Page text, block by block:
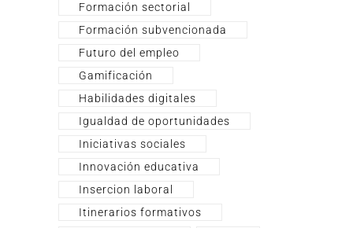
Formación sectorial
Formación subvencionada
Futuro del empleo
Gamificación
Habilidades digitales
Igualdad de oportunidades
Iniciativas sociales
Innovación educativa
Insercion laboral
Itinerarios formativos